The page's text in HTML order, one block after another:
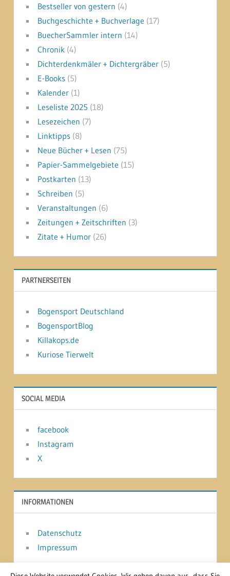
Bestseller von gestern (4)
Buchgeschichte + Buchverlage (17)
BuecherSammler intern (14)
Chronik(4)
Dichterdenkmäler + Dichtergräber(5)
E-Books(5)
Kalender(1)
Leseliste 2025 (18)
Lesezeichen (7)
Linktipps(8)
Neue Bücher + Lesen (75)
Papier-Sammelgebiete (15)
Postkarten (13)
Schreiben (5)
Veranstaltungen (6)
Zeitungen + Zeitschriften (3)
Zitate + Humor(26)
PARTNERSEITEN
Bogensport Deutschland
BogensportBlog
Killakops.de
Kuriose Tierwelt
SOCIAL MEDIA
facebook
Instagram
X
INFORMATIONEN
Datenschutz
Impressum